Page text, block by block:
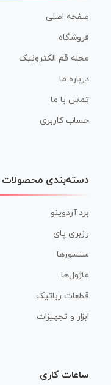
صفحه اصلی
فروشگاه
مجله قم الکترونیک
درباره ما
تماس با ما
حساب کاربری
دسته‌بندی محصولات
برد آردوینو
رزبری پای
سنسورها
ماژول‌ها
قطعات رباتیک
ابزار و تجهیزات
ساعات کاری